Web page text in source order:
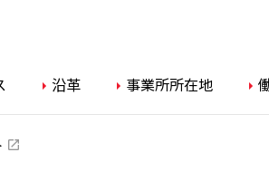
沿革 事業所所在地